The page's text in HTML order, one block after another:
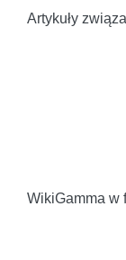
Artykuły
WikiGamma w